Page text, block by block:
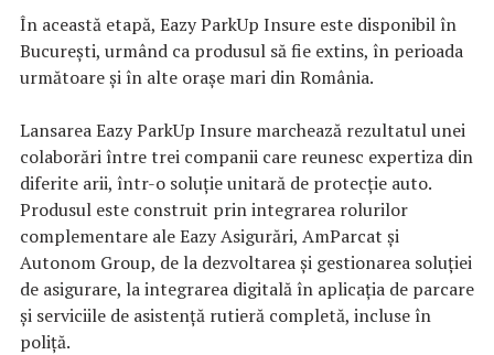
În această etapă, Eazy ParkUp Insure este disponibil în
București, urmând ca produsul să fie extins, în perioada
următoare și în alte orașe mari din România.
Lansarea Eazy ParkUp Insure marchează rezultatul unei
colaborări între trei companii care reunesc expertiza din
diferite arii, într-o soluție unitară de protecție auto.
Produsul este construit prin integrarea rolurilor
complementare ale Eazy Asigurări, AmParcat și
Autonom Group, de la dezvoltarea și gestionarea soluției
de asigurare, la integrarea digitală în aplicația de parcare
și serviciile de asistență rutieră completă, incluse în
poliță.